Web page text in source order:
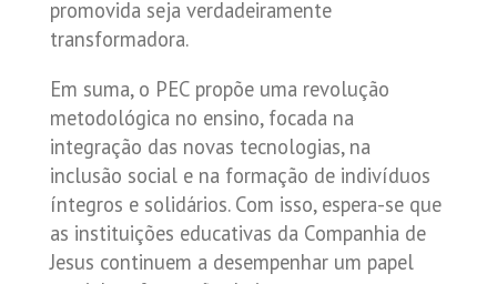
promovida seja verdadeiramente
transformadora.
Em suma, o PEC propõe uma revolução
metodológica no ensino, focada na
integração das novas tecnologias, na
inclusão social e na formação de indivíduos
íntegros e solidários. Com isso, espera-se que
as instituições educativas da Companhia de
Jesus continuem a desempenhar um papel